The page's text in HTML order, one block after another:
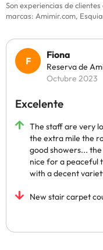
Son experiencias de
marcas: Amimir.com,
Fiona
Reserva de
Octubre 2023
Excelente
The staff are very
the extra mile the
good showers...
nice for a peaceful
with a decent
New stair carpet